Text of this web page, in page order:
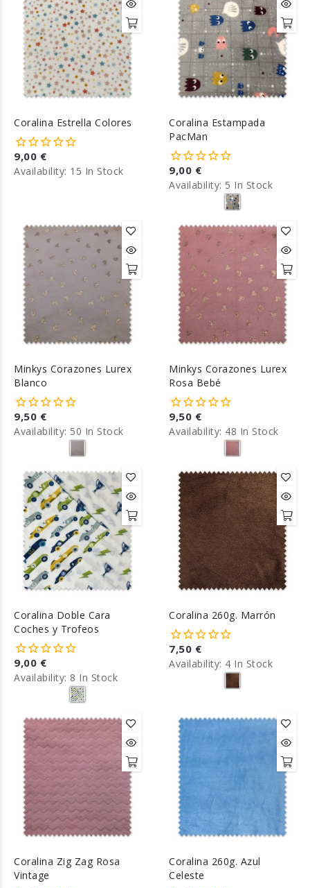
Coralina Estrella Colores
9,00 €
Availability: 15 In Stock
Coralina Estampada
PacMan
9,00 €
Availability: 5 In Stock
Minkys Corazones Lurex
Blanco
9,50 €
Availability: 50 In Stock
Minkys Corazones Lurex
Rosa Bebé
9,50 €
Availability: 48 In Stock
Coralina Doble Cara
Coches y Trofeos
9,00 €
Availability: 8 In Stock
Coralina 260g. Marrón
7,50 €
Availability: 4 In Stock
Coralina Zig Zag Rosa
Vintage
Coralina 260g. Azul
Celeste